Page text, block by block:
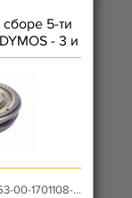
5-ти
- 3 и
1701108-00